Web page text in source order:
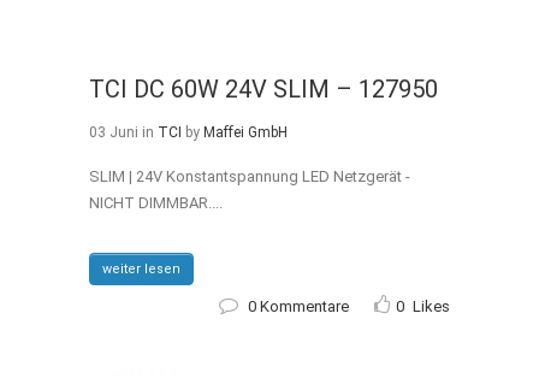
TCI DC 60W 24V SLIM – 127950
03 Juni in TCI by Maffei GmbH
SLIM | 24V Konstantspannung LED Netzgerät -
NICHT DIMMBAR....
weiter lesen
0 Kommentare 0 Likes